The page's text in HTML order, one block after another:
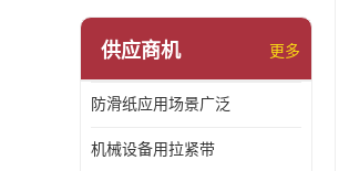
供应商机 更多
防滑纸应用场景广泛
机械设备用拉紧带